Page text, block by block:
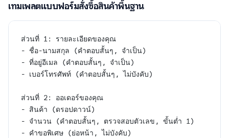
เทมเพลตแบบฟอร์มสั่งซื้อสินค้าพื้นฐาน
ส่วนที่ 1: รายละเอียดของคุณ
- ชื่อ-นามสกุล (คำตอบสั้นๆ, จำเป็น)
- ที่อยู่อีเมล (คำตอบสั้นๆ, จำเป็น)
- เบอร์โทรศัพท์ (คำตอบสั้นๆ, ไม่บังคับ)
ส่วนที่ 2: ออเดอร์ของคุณ
- สินค้า (ดรอปดาวน์)
- จำนวน (คำตอบสั้นๆ, ตรวจสอบตัวเลข, ขั้นต่ำ 1)
- คำขอพิเศษ (ย่อหน้า, ไม่บังคับ)